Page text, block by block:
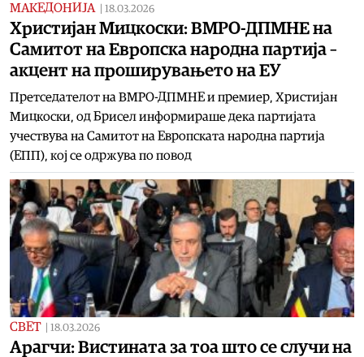
МАКЕДОНИЈА 18.03.2026
Христијан Мицкоски: ВМРО-ДПМНЕ на
Самитот на Европска народна партија –
акцент на проширувањето на ЕУ
Претседателот на ВМРО-ДПМНЕ и премиер, Христијан
Мицкоски, од Брисел информираше дека партијата
учествува на Самитот на Европската народна партија
(ЕПП), кој се одржува по повод
СВЕТ 18.03.2026
Арагчи: Вистината за тоа што се случи на